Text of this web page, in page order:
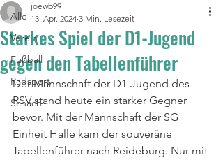
Alle
Verein
Fußball
Radsport
Schach
Starkes Spiel der D1-Jugend
gegen den Tabellenführer
joewb99
13. Apr. 2024 3 Min. Lesezeit
Der Mannschaft der D1-Jugend des
RSV stand heute ein starker Gegner
bevor. Mit der Mannschaft der SG
Einheit Halle kam der souveräne
Tabellenführer nach Reideburg. Nur mit